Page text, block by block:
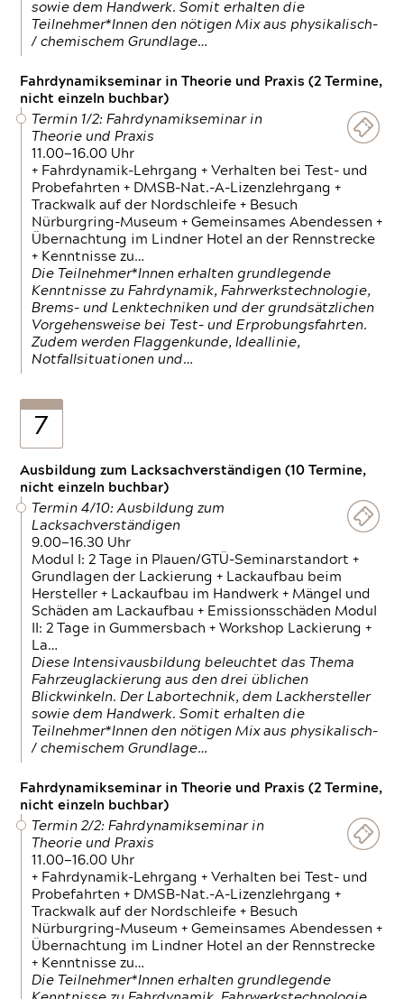
sowie dem Handwerk. Somit erhalten die
Teilnehmer*Innen den nötigen Mix aus physikalisch-
/ chemischem Grundlage…
Fahrdynamikseminar in Theorie und Praxis (2 Termine,
nicht einzeln buchbar)
Termin 1/2: Fahrdynamikseminar in
Theorie und Praxis
11.00—16.00 Uhr
+ Fahrdynamik-Lehrgang + Verhalten bei Test- und
Probefahrten + DMSB-Nat.-A-Lizenzlehrgang +
Trackwalk auf der Nordschleife + Besuch
Nürburgring-Museum + Gemeinsames Abendessen +
Übernachtung im Lindner Hotel an der Rennstrecke
+ Kenntnisse zu…
Die Teilnehmer*Innen erhalten grundlegende
Kenntnisse zu Fahrdynamik, Fahrwerkstechnologie,
Brems- und Lenktechniken und der grundsätzlichen
Vorgehensweise bei Test- und Erprobungsfahrten.
Zudem werden Flaggenkunde, Ideallinie,
Notfallsituationen und…
7
Ausbildung zum Lacksachverständigen (10 Termine,
nicht einzeln buchbar)
Termin 4/10: Ausbildung zum
Lacksachverständigen
9.00—16.30 Uhr
Modul I: 2 Tage in Plauen/GTÜ-Seminarstandort +
Grundlagen der Lackierung + Lackaufbau beim
Hersteller + Lackaufbau im Handwerk + Mängel und
Schäden am Lackaufbau + Emissionsschäden Modul
II: 2 Tage in Gummersbach + Workshop Lackierung +
La…
Diese Intensivausbildung beleuchtet das Thema
Fahrzeuglackierung aus den drei üblichen
Blickwinkeln. Der Labortechnik, dem Lackhersteller
sowie dem Handwerk. Somit erhalten die
Teilnehmer*Innen den nötigen Mix aus physikalisch-
/ chemischem Grundlage…
Fahrdynamikseminar in Theorie und Praxis (2 Termine,
nicht einzeln buchbar)
Termin 2/2: Fahrdynamikseminar in
Theorie und Praxis
11.00—16.00 Uhr
+ Fahrdynamik-Lehrgang + Verhalten bei Test- und
Probefahrten + DMSB-Nat.-A-Lizenzlehrgang +
Trackwalk auf der Nordschleife + Besuch
Nürburgring-Museum + Gemeinsames Abendessen +
Übernachtung im Lindner Hotel an der Rennstrecke
+ Kenntnisse zu…
Die Teilnehmer*Innen erhalten grundlegende